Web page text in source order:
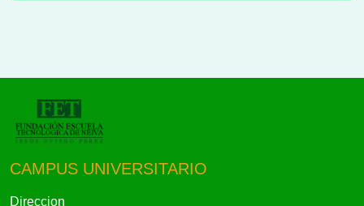
CAMPUS UNIVERSITARIO
Direccion